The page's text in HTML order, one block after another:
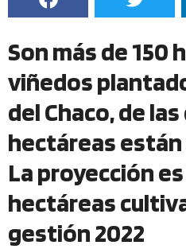
Son más de 150
viñedos
del Chaco, de
hectáreas
La proyección
hectáreas
gestión 2022